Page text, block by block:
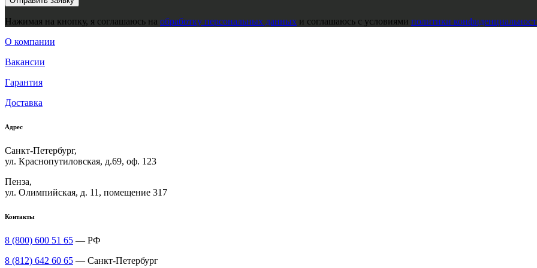
Нажимая на кнопку, я соглашаюсь на обработку персональных данных и соглашаюсь с условиями политики
О компании
Вакансии
Гарантия
Доставка
Адрес
Санкт-Петербург,
ул. Краснопутиловская, д.69, оф. 123
Пенза,
ул. Олимпийская, д. 11, помещение 317
Контакты
8 (800) 600 51 65 — РФ
8 (812) 642 60 65 — Санкт-Петербург